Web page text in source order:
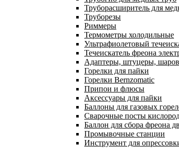
Труборасширитель для
Труборезы
Риммеры
Термометры холодильные
Ультрафиолетовый
Течеискатель фреона
Адаптеры, штуцеры,
Горелки для пайки
Горелки Bernzomatic
Припои и флюсы
Аксессуары для пайки
Баллоны для газовых
Сварочные посты
Баллон для сбора фреона
Промывочные станции
Инструмент для